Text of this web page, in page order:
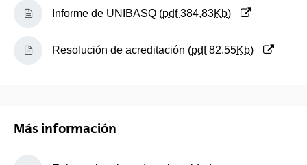
(Abre una nueva ventana)
Informe de UNIBASQ (pdf384,83Kb)
(Abre una nueva ventana)
Resolución de acreditación (pdf82,55Kb)
Más información
(Abre una nueva ventana)